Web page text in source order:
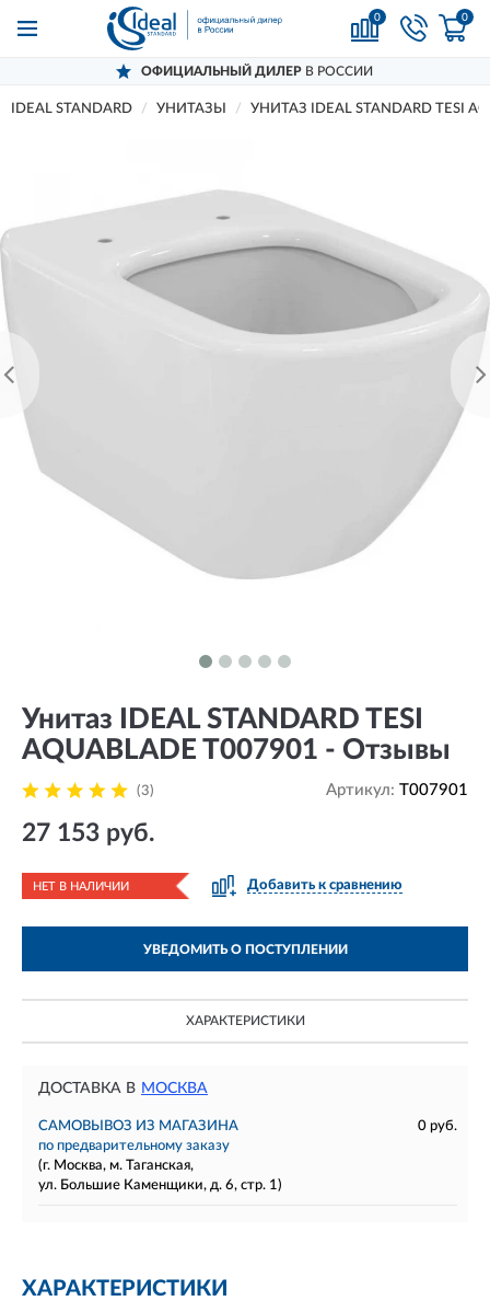
0 0
ОФИЦИАЛЬНЫЙ ДИЛЕРВ РОССИИ
IDEAL STANDARD УНИТАЗЫ УНИТАЗ IDEAL STANDARD TESI
Унитаз IDEAL STANDARD TESI
AQUABLADE T007901 - Отзывы
(3) Артикул: T007901
27 153 руб.
НЕТ В НАЛИЧИИ Добавить к сравнению
УВЕДОМИТЬ О ПОСТУПЛЕНИИ
ХАРАКТЕРИСТИКИ
ДОСТАВКА В МОСКВА
САМОВЫВОЗ ИЗ МАГАЗИНА
0 руб.
по предварительному заказу
(г. Москва, м. Таганская,
ул. Большие Каменщики, д. 6, стр. 1)
ХАРАКТЕРИСТИКИ